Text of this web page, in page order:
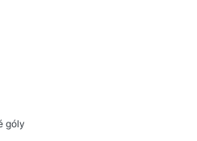
góly